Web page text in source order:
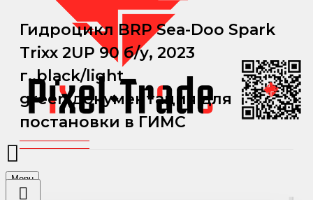
Menu
Гидроцикл BRP Sea-Doo Spark
Trixx 2UP 90 б/у, 2023
г.,black/light
green,документация для
постановки в ГИМС